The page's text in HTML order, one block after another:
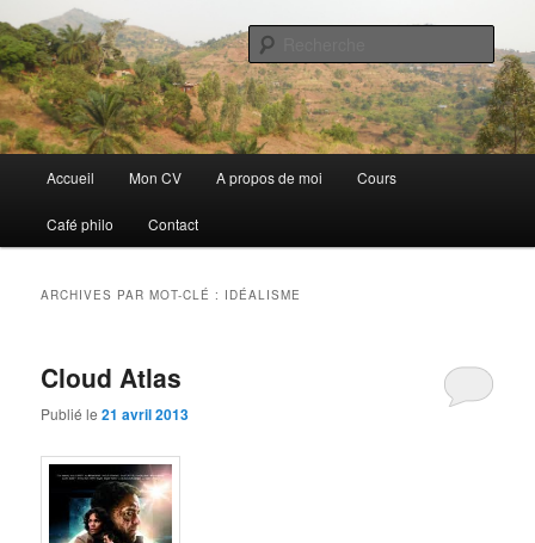
au
contenu
principal
au
contenu
secondaireGuillaume Nicaise
Discovery
principal
Accueil Mon CV A propos de moi Cours
Café philo Contact
ARCHIVES PAR MOT-CLÉ : IDÉALISME
Cloud Atlas
Publié le21 avril 2013